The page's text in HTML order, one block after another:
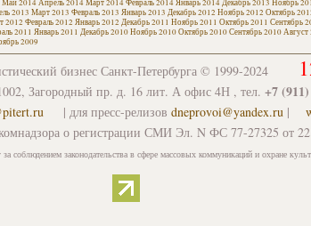
Май 2014Апрель 2014Март 2014Февраль 2014Январь 2014Декабрь 2013 Ноябрь
2013 Март 2013 Февраль 2013 Январь 2013 Декабрь 2012 Ноябрь 2012 Октябрь
2012 Февраль 2012 Январь 2012 Декабрь 2011 Ноябрь 2011 Октябрь 2011 Сентябрь
2011 Январь 2011 Декабрь 2010Ноябрь 2010Октябрь 2010Сентябрь 2010Август
2009
бизнес Санкт-Петербурга © 1999-2024
Загородный пр. д. 16 лит. А офис 4Н , тел. +7
| для пресс-релизов dneprovoi@yandex.ru|
о регистрации СМИ Эл. N ФС 77-27325 от
соблюдением законодательства в сфере массовых коммуникаций и охране